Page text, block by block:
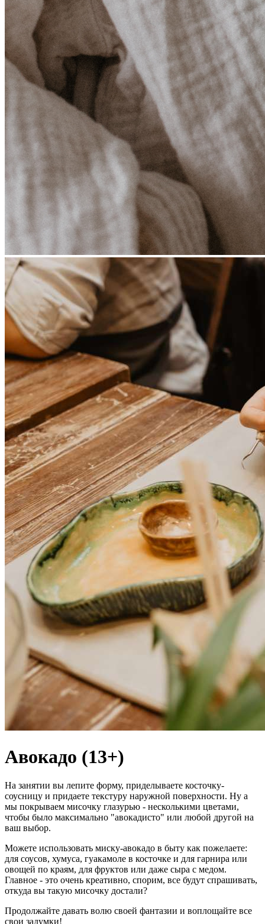
Авокадо (13+)
На занятии вы лепите форму, приделываете косточку-
соусницу и придаете текстуру наружной поверхности. Ну а
мы покрываем мисочку глазурью - несколькими цветами,
чтобы было максимально "авокадисто" или любой другой на
ваш выбор.
Можете использовать миску-авокадо в быту как пожелаете:
для соусов, хумуса, гуакамоле в косточке и для гарнира или
овощей по краям, для фруктов или даже сыра с медом.
Главное - это очень креативно, спорим, все будут спрашивать,
откуда вы такую мисочку достали?
Продолжайте давать волю своей фантазии и воплощайте все
свои задумки!